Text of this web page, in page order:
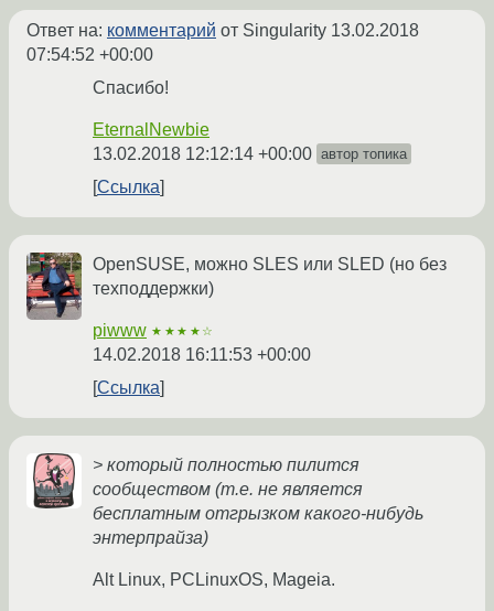
Ответ на: комментарий от Singularity 13.02.2018
07:54:52 +00:00
Спасибо!
EternalNewbie
13.02.2018 12:12:14 +00:00 автор топика
Ссылка
OpenSUSE, можно SLES или SLED (но без
техподдержки)
piwww ★★★★☆
14.02.2018 16:11:53 +00:00
Ссылка
> который полностью пилится
сообществом (т.е. не является
бесплатным отгрызком какого-нибудь
энтерпрайза)
Alt Linux, PCLinuxOS, Mageia.